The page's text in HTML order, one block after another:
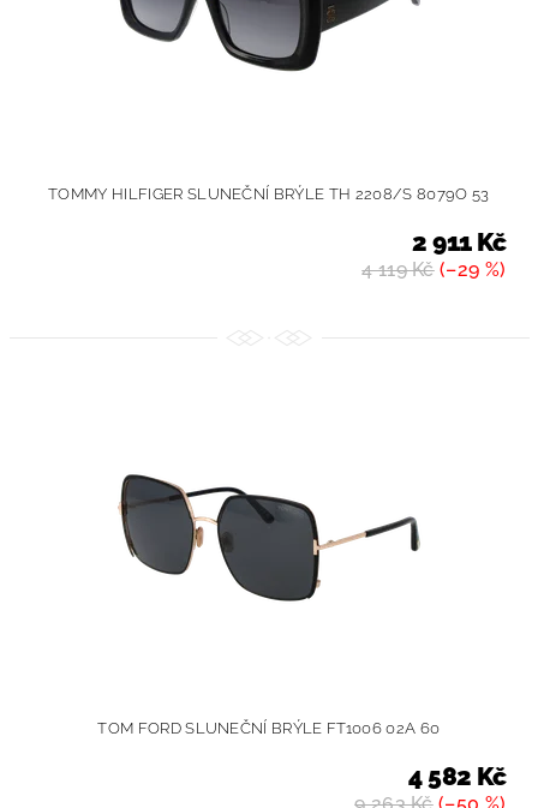
TOMMY HILFIGER SLUNEČNÍ BRÝLE TH 2208/S 8079O 53
4 119 Kč(–29 %)
2 911 Kč
TOM FORD SLUNEČNÍ BRÝLE FT1006 02A 60
4 582 Kč